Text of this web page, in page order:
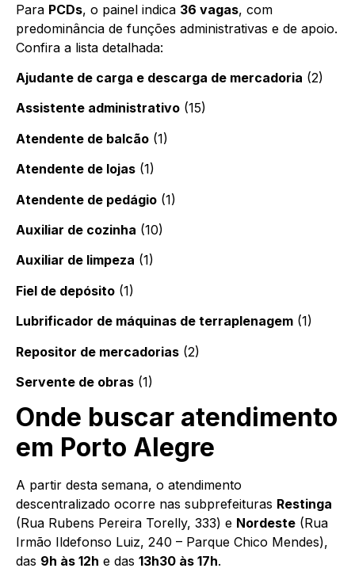
Para PCDs, o painel indica 36 vagas, com
predominância de funções administrativas e de apoio.
Confira a lista detalhada:
Ajudante de carga e descarga de mercadoria (2)
Assistente administrativo (15)
Atendente de balcão (1)
Atendente de lojas (1)
Atendente de pedágio (1)
Auxiliar de cozinha (10)
Auxiliar de limpeza (1)
Fiel de depósito (1)
Lubrificador de máquinas de terraplenagem (1)
Repositor de mercadorias (2)
Servente de obras (1)
Onde buscar atendimento
em Porto Alegre
A partir desta semana, o atendimento
descentralizado ocorre nas subprefeituras Restinga
(Rua Rubens Pereira Torelly, 333) e Nordeste (Rua
Irmão Ildefonso Luiz, 240 – Parque Chico Mendes),
das 9h às 12h e das 13h30 às 17h.